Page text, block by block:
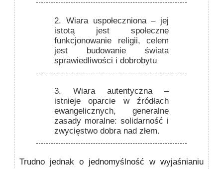
2. Wiara uspołeczniona– jej
istotą jest społeczne
funkcjonowanie religii, celem
jest budowanie świata
sprawiedliwości i dobrobytu
3. Wiara autentyczna –
istnieje oparcie w źródłach
ewangelicznych, generalne
zasady moralne: solidarność i
zwycięstwo dobra nad złem.
Trudno jednak o jednomyślność w wyjaśnianiu